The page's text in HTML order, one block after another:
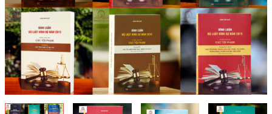
tác
giả
Đinh
Văn
Quế)
số
lượng